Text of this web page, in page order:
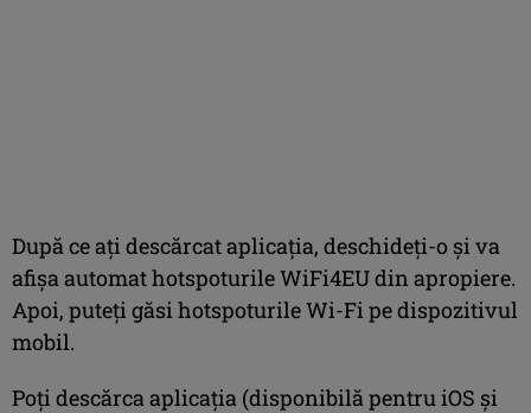
După ce ați descărcat aplicația, deschideți-o și va
afișa automat hotspoturile WiFi4EU din apropiere.
Apoi, puteți găsi hotspoturile Wi-Fi pe dispozitivul
mobil.
Poți descărca aplicația (disponibilă pentru iOS și